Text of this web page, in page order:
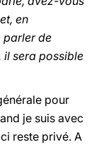
en
parler de
il sera possible
pour
je suis avec
reste privé. A